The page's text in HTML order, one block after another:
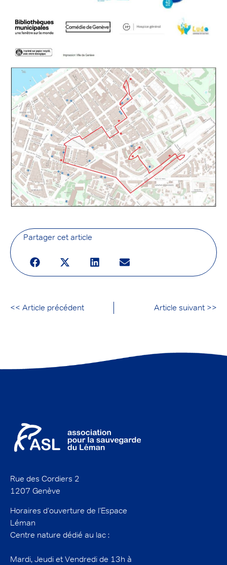
Partager cet article
<< Article précédent Article suivant >>
Rue des Cordiers 2
1207 Genève
Horaires d’ouverture de l’Espace
Léman
Centre nature dédié au lac :
Mardi, Jeudi et Vendredi de 13h à